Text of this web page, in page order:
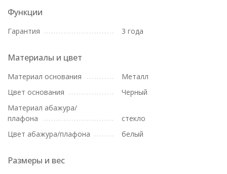
Функции
Гарантия 3 года
Материалы и цвет
Материал основания
Металл
Цвет основания
Черный
Материал абажура/
плафона
стекло
Цвет абажура/плафона
белый
Размеры и вес